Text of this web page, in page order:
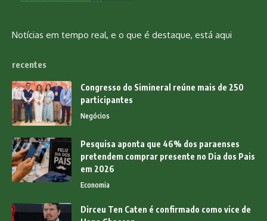
Notícias em tempo real, e o que é destaque, está aqui
recentes
Congresso do Simineral reúne mais de 250
participantes
Negócios
Pesquisa aponta que 46% dos paraenses
pretendem comprar presente no Dia dos Pais
em 2026
Economia
Dirceu Ten Caten é confirmado como vice de